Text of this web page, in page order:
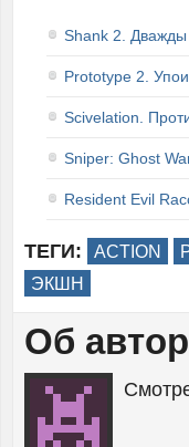
Shank 2. Дважды
Prototype 2.
Scivelation.
Sniper: Ghost
Resident Evil
ТЕГИ: ACTION
ЭКШН
Об